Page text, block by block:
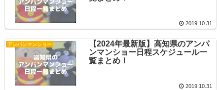
2019.10.31
アンパンマンショー
【2024年最新版】高知県のアンパ
ンマンショー日程スケジュール一
覧まとめ！
2019.10.31